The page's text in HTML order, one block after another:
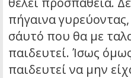
πήγαινα
σ΄αυτό που θα με
παιδευτεί. Ίσως
παιδευτεί να μην